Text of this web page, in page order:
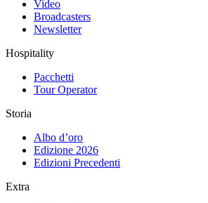
Video
Broadcasters
Newsletter
Hospitality
Pacchetti
Tour Operator
Storia
Albo d’oro
Edizione 2026
Edizioni Precedenti
Extra